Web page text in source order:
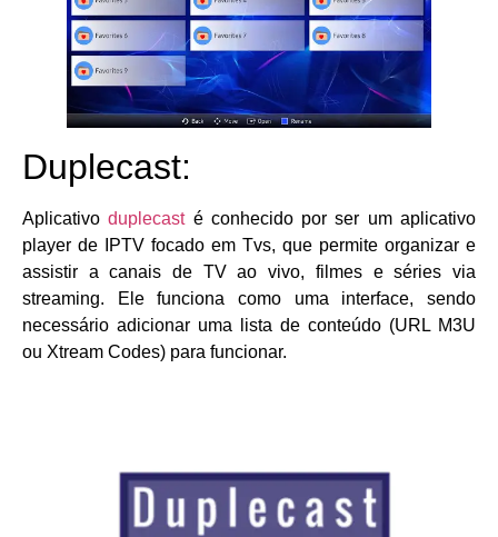
Duplecast:
Aplicativoduplecasté conhecido por ser um aplicativo
player de IPTV focado em Tvs, que permite organizar e
assistir a canais de TV ao vivo, filmes e séries via
streaming. Ele funciona como uma interface, sendo
necessário adicionar uma lista de conteúdo (URL M3U
ou Xtream Codes) para funcionar.